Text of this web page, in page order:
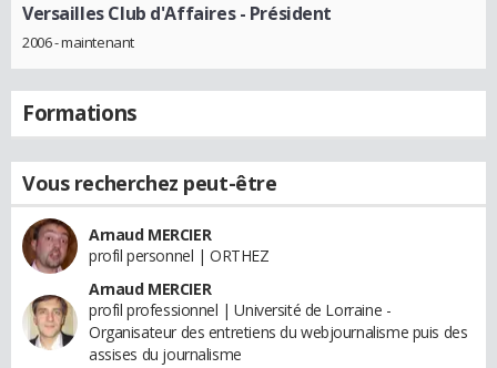
Versailles Club d'Affaires- Président
2006 - maintenant
Formations
Vous recherchez peut-être
Arnaud MERCIER
profil personnel | ORTHEZ
Arnaud MERCIER
profil professionnel | Université de Lorraine -
Organisateur des entretiens du webjournalisme puis des
assises du journalisme